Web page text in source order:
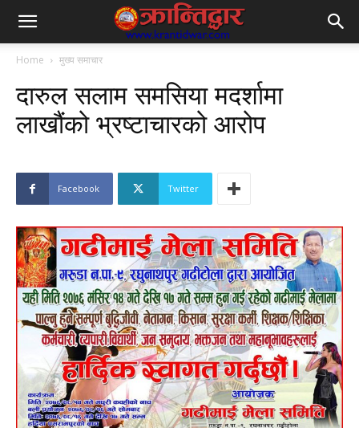
Home मुख्य समाचार
दारुल सलाम समसिया मदर्शामा
लाखौंको भ्रष्टाचारको आरोप
Facebook Twitter